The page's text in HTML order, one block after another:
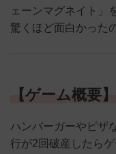
ェーンマグネイト」
驚くほど面白かった
【ゲーム概要】
ハンバーガーやピザ
行が2回破産したら